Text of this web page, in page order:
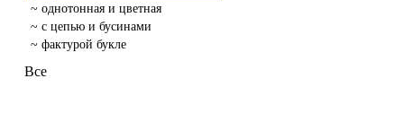
~ однотонная и цветная
~ с цепью и бусинами
~ фактурой букле
Все